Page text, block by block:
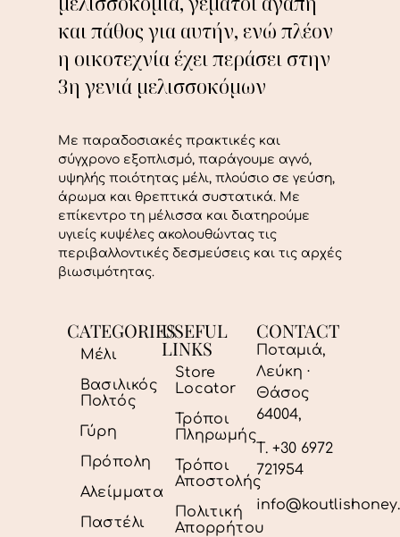
και πάθος για αυτήν, ενώ πλέον
η οικοτεχνία έχει περάσει στην
3η γενιά μελισσοκόμων
Με παραδοσιακές πρακτικές και
σύγχρονο εξοπλισμό, παράγουμε αγνό,
υψηλής ποιότητας μέλι, πλούσιο σε γεύση,
άρωμα και θρεπτικά συστατικά. Με
επίκεντρο τη μέλισσα και διατηρούμε
υγιείς κυψέλες ακολουθώντας τις
περιβαλλοντικές δεσμεύσεις και τις αρχές
βιωσιμότητας.
CATEGORIES
Μέλι
Βασιλικός
Πολτός
Γύρη
Πρόπολη
Αλείμματα
Παστέλι
USEFUL
LINKS
Store
Locator
Τρόποι
Πληρωμής
Τρόποι
Αποστολής
Πολιτική
Απορρήτου
CONTACT
Ποταμιά,
Λεύκη ·
Θάσος
64004,
Τ. +30 6972
721954